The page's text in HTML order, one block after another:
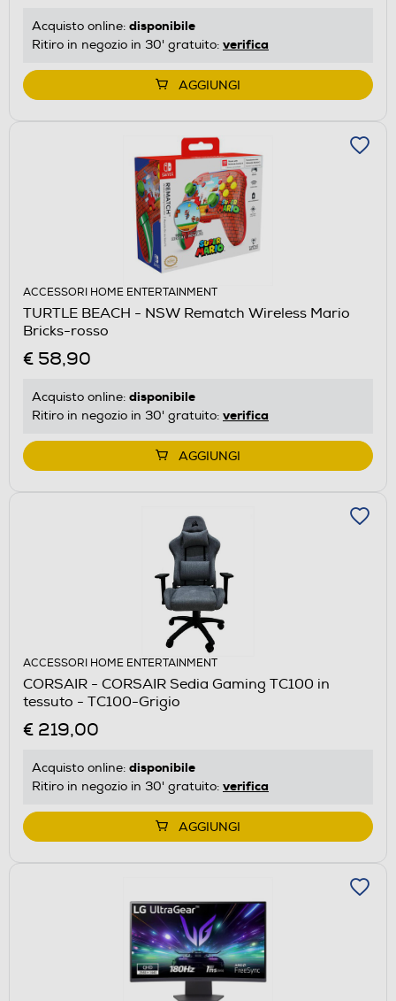
Acquisto online: disponibile
Ritiro in negozio in 30' gratuito: verifica
AGGIUNGI
ACCESSORI HOME ENTERTAINMENT
TURTLE BEACH - NSW Rematch Wireless Mario
Bricks-rosso
€ 58,90
Acquisto online: disponibile
Ritiro in negozio in 30' gratuito: verifica
AGGIUNGI
ACCESSORI HOME ENTERTAINMENT
CORSAIR - CORSAIR Sedia Gaming TC100 in
tessuto - TC100-Grigio
€ 219,00
Acquisto online: disponibile
Ritiro in negozio in 30' gratuito: verifica
AGGIUNGI